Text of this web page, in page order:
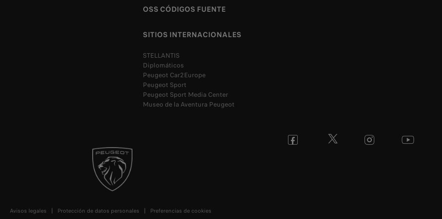
OSS CÓDIGOS FUENTE
SITIOS INTERNACIONALES
STELLANTIS
Diplomáticos
Peugeot Car2Europe
Peugeot Sport
Peugeot Sport Media Center
Museo de la Aventura Peugeot
Avisos legales Protección de datos personales Preferencias de cookies